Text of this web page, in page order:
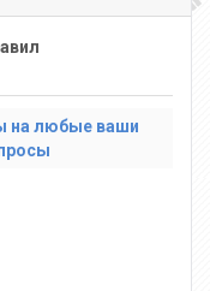
на любые ваши